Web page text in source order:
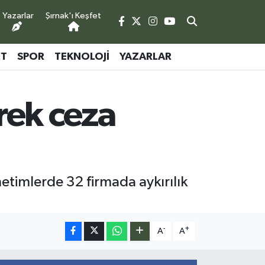
Yazarlar Şırnak'ı Keşfet
SPOR TEKNOLOJI YAZARLAR
ceza
32 firmada aykırılık
A- A+